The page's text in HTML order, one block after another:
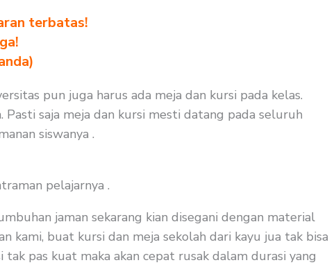
terbatas!
pun juga harus ada meja dan kursi pada kelas.
saja meja dan kursi mesti datang pada seluruh
siswanya .
pelajarnya .
jaman sekarang kian disegani dengan material
kami, buat kursi dan meja sekolah dari kayu jua tak bisa
pas kuat maka akan cepat rusak dalam durasi yang